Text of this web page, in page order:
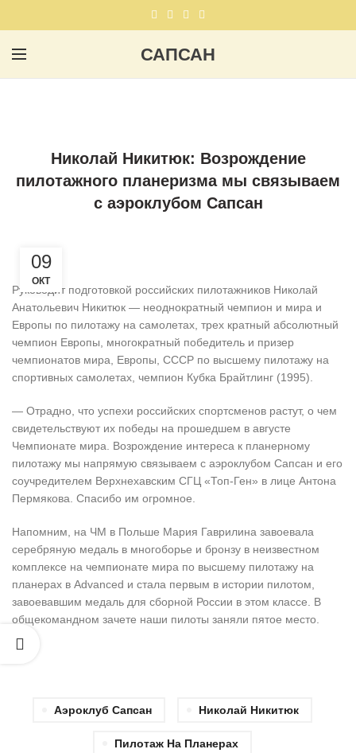
САПСАН
Николай Никитюк: Возрождение
пилотажного планеризма мы связываем
с аэроклубом Сапсан
09
ОКТ
Руководит подготовкой российских пилотажников Николай
Анатольевич Никитюк — неоднократный чемпион и мира и
Европы по пилотажу на самолетах, трех кратный абсолютный
чемпион Европы, многократный победитель и призер
чемпионатов мира, Европы, СССР по высшему пилотажу на
спортивных самолетах, чемпион Кубка Брайтлинг (1995).
— Отрадно, что успехи российских спортсменов растут, о чем
свидетельствуют их победы на прошедшем в августе
Чемпионате мира. Возрождение интереса к планерному
пилотажу мы напрямую связываем с аэроклубом Сапсан и его
соучредителем Верхнехавским СГЦ «Топ-Ген» в лице Антона
Пермякова. Спасибо им огромное.
Напомним, на ЧМ в Польше Мария Гаврилина завоевала
серебряную медаль в многоборье и бронзу в неизвестном
комплексе на чемпионате мира по высшему пилотажу на
планерах в Advanced и стала первым в истории пилотом,
завоевавшим медаль для сборной России в этом классе. В
общекомандном зачете наши пилоты заняли пятое место.
Аэроклуб Сапсан Николай Никитюк
Пилотаж На Планерах